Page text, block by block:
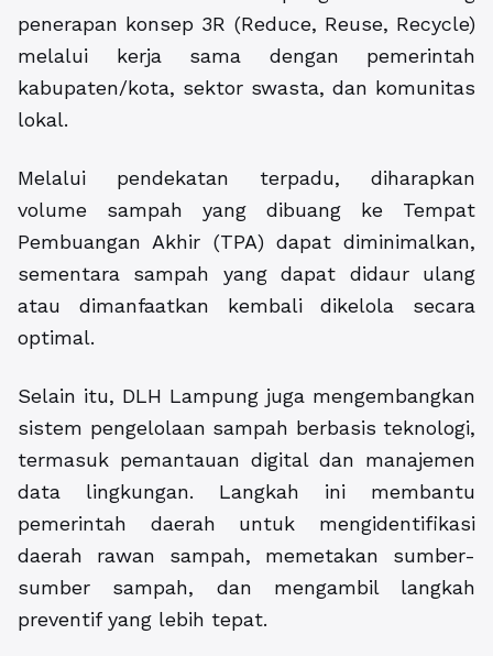
penerapan konsep 3R (Reduce, Reuse, Recycle)
melalui kerja sama dengan pemerintah
kabupaten/kota, sektor swasta, dan komunitas
lokal.
Melalui pendekatan terpadu, diharapkan
volume sampah yang dibuang ke Tempat
Pembuangan Akhir (TPA) dapat diminimalkan,
sementara sampah yang dapat didaur ulang
atau dimanfaatkan kembali dikelola secara
optimal.
Selain itu, DLH Lampung juga mengembangkan
sistem pengelolaan sampah berbasis teknologi,
termasuk pemantauan digital dan manajemen
data lingkungan. Langkah ini membantu
pemerintah daerah untuk mengidentifikasi
daerah rawan sampah, memetakan sumber-
sumber sampah, dan mengambil langkah
preventif yang lebih tepat.